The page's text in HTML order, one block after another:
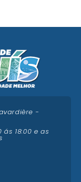
-
18:00 e as